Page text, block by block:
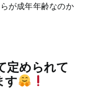
が成年年齢なのか
定められて
す